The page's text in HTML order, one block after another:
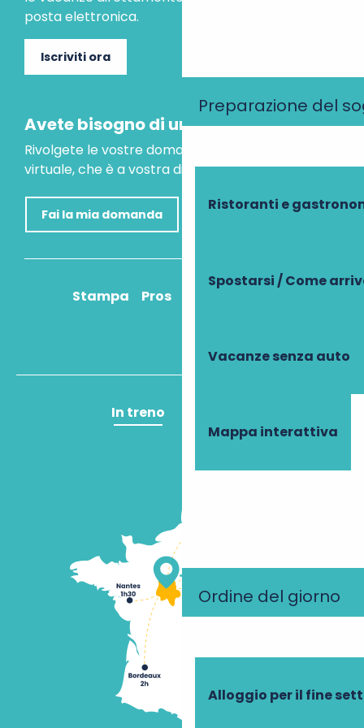
Preparazione del
Ristoranti e
Spostarsi / Come
Vacanze senza auto
Mappa interattiva
Ordine del giorno
Alloggio per il fine
posta elettronica.
Iscriviti ora
Avete bisogno di un consiglio?
Rivolgete le vostre domande al nostro assistente
virtuale, che è a vostra disposizione per aiutarvi.
Fai la mia domanda
Stampa Pros
In treno